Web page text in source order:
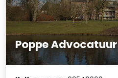
Poppe Advocatuur